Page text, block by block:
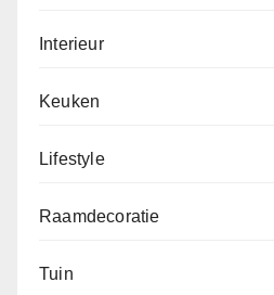
Interieur
Keuken
Lifestyle
Raamdecoratie
Tuin